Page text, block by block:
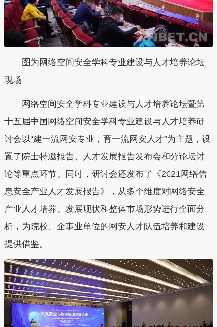
图为网络空间安全学科专业建设与人才培养论坛
现场
网络空间安全学科专业建设与人才培养论坛暨第
十五届中国网络空间安全学科专业建设与人才培养研
讨会以“建一流网安专业，育一流网安人才”为主题，设
置了院士特邀报告、人才发展报告发布会和分论坛讨
论等重点环节。同时，研讨会还发布了《2021网络信
息安全产业人才发展报告》，从多个维度对网络安全
产业人才培养、发展现状和整体市场形势进行全面分
析，为院校、企事业单位的网安人才队伍培养和建设
提供借鉴。